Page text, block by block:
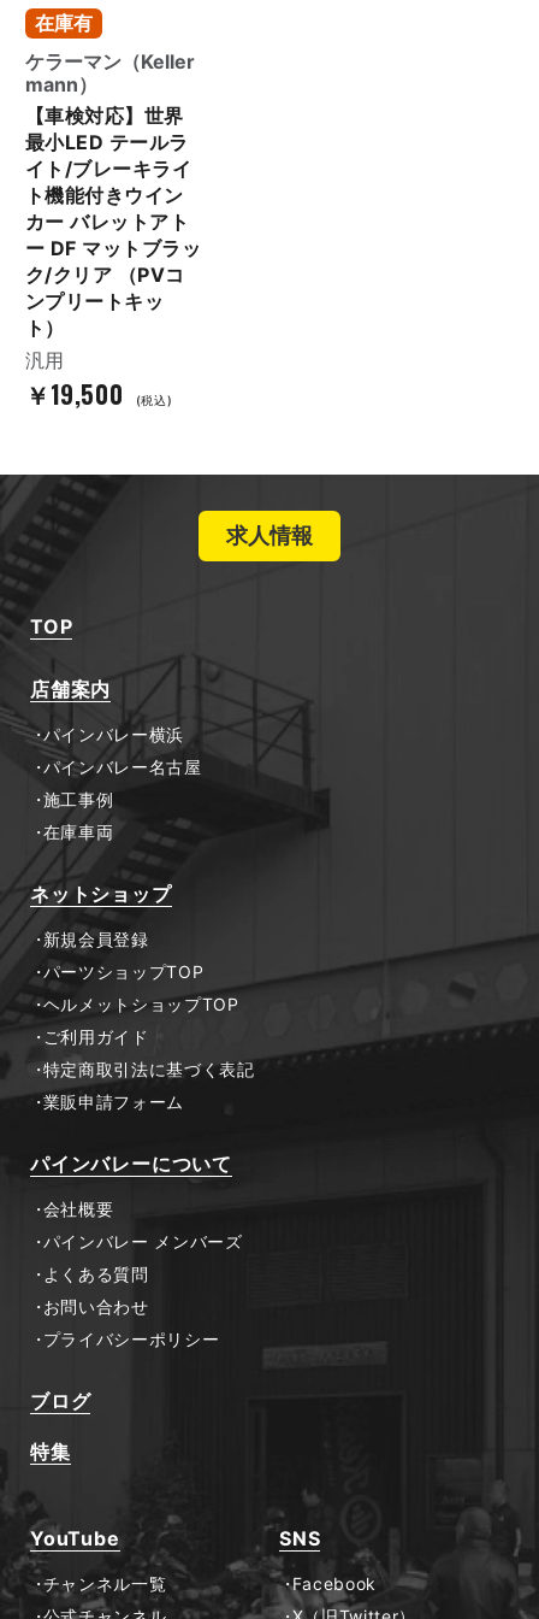
在庫有
ケラーマン（Keller
mann）
【車検対応】世界
最小LED テールラ
イト/ブレーキライ
ト機能付きウイン
カー バレットアト
ー DF マットブラッ
ク/クリア （PVコ
ンプリートキッ
ト）
汎用
￥19,500 (税込)
求人情報
TOP
店舗案内
パインバレー横浜
パインバレー名古屋
施工事例
在庫車両
ネットショップ
新規会員登録
パーツショップTOP
ヘルメットショップTOP
ご利用ガイド
特定商取引法に基づく表記
業販申請フォーム
パインバレーについて
会社概要
パインバレー メンバーズ
よくある質問
お問い合わせ
プライバシーポリシー
ブログ
特集
YouTube
チャンネル一覧
SNS
Facebook